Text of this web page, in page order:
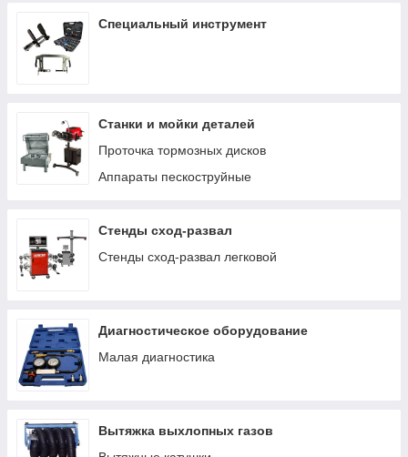
Специальный инструмент
Станки и мойки деталей
Проточка тормозных дисков
Аппараты пескоструйные
Стенды сход-развал
Стенды сход-развал легковой
Диагностическое оборудование
Малая диагностика
Вытяжка выхлопных газов